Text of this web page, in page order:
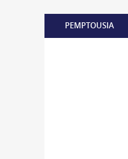
PEMPTOUSIA